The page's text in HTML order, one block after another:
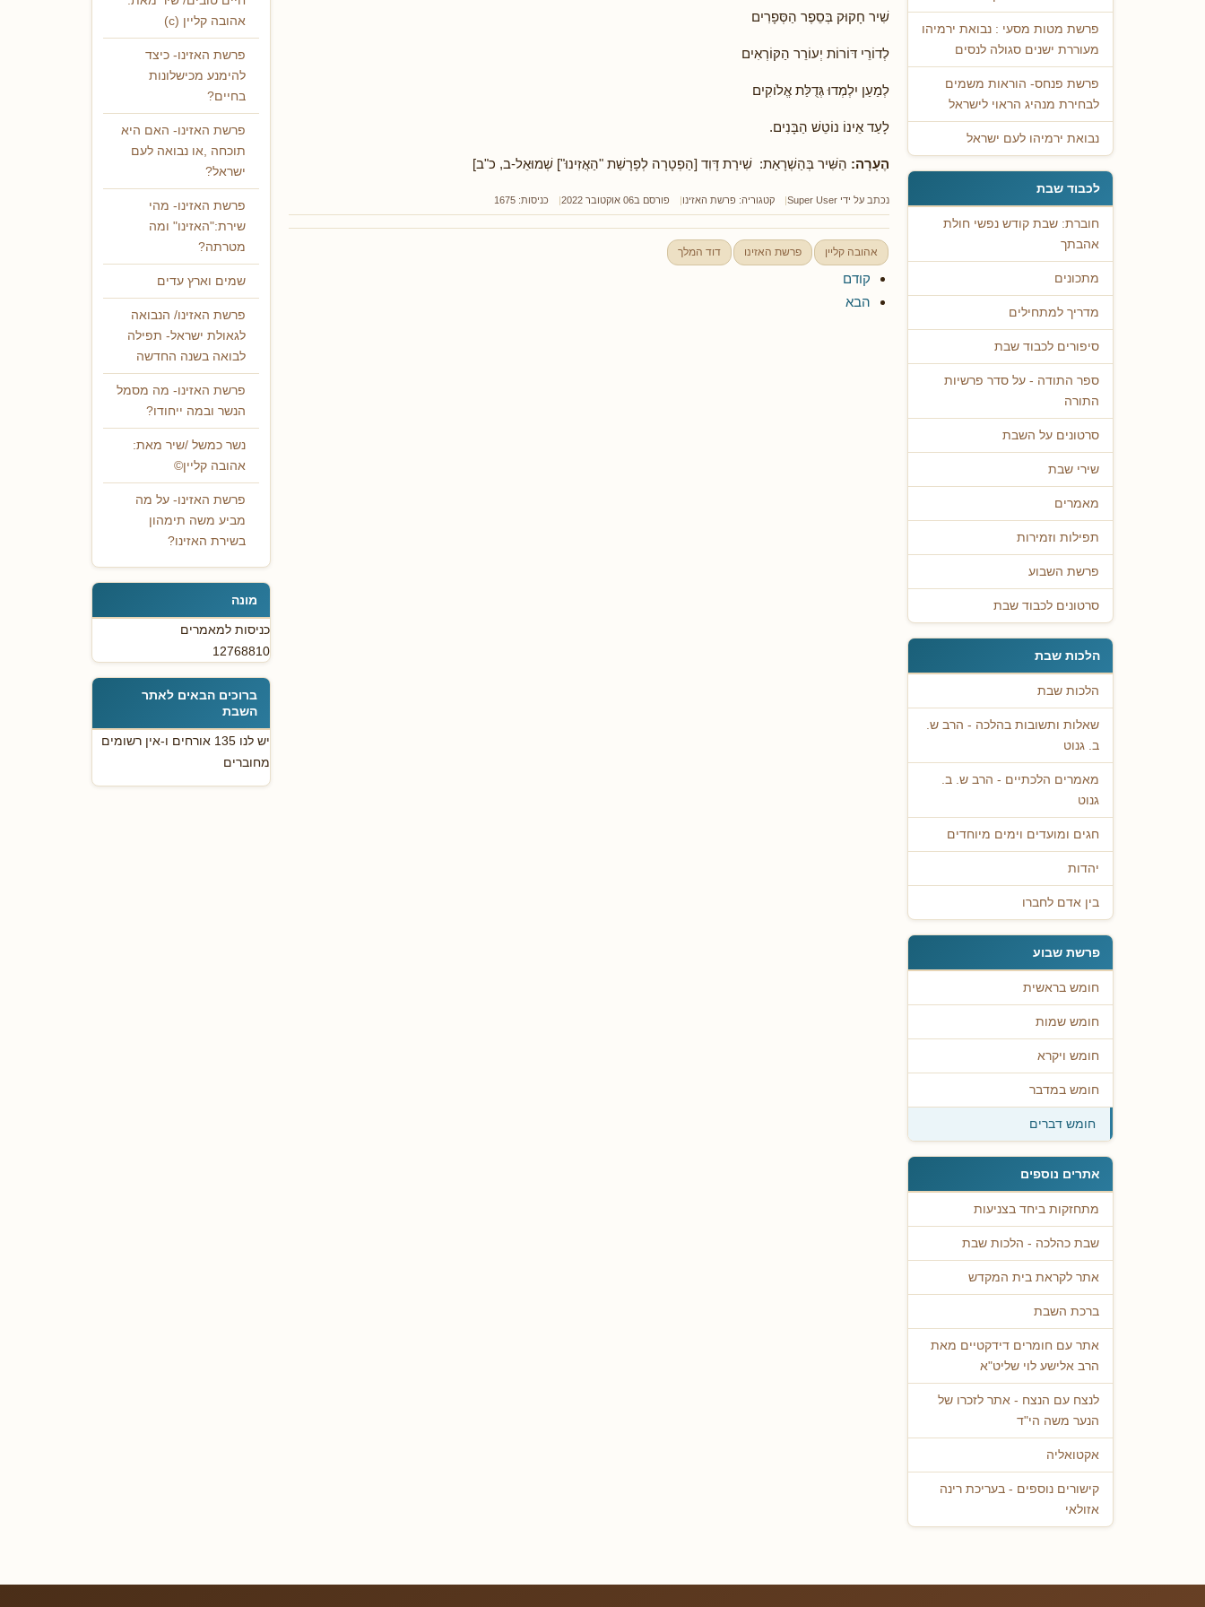
פרשת מטות מסעי : נבואת ירמיהו
מעוררת ישנים סגולה לנסים
פרשת פנחס- הוראות משמים
לבחירת מנהיג הראוי לישראל
נבואת ירמיהו לעם ישראל
לכבוד שבת
חוברת: שבת קודש נפשי חולת
אהבתך
מתכונים
מדריך למתחילים
סיפורים לכבוד שבת
ספר התודה - על סדר פרשיות
התורה
סרטונים על השבת
שירי שבת
מאמרים
תפילות וזמירות
פרשת השבוע
סרטונים לכבוד שבת
הלכות שבת
הלכות שבת
שאלות ותשובות בהלכה - הרב ש.
ב. גנוט
מאמרים הלכתיים - הרב ש. ב.
גנוט
חגים ומועדים וימים מיוחדים
יהדות
בין אדם לחברו
פרשת שבוע
חומש בראשית
חומש שמות
חומש ויקרא
חומש במדבר
חומש דברים
אתרים נוספים
מתחזקות ביחד בצניעות
שבת כהלכה - הלכות שבת
אתר לקראת בית המקדש
ברכת השבת
אתר עם חומרים דידקטיים מאת
הרב אלישע לוי שליט"א
לנצח עם הנצח - אתר לזכרו של
הנער משה הי"ד
אקטואליה
קישורים נוספים - בעריכת רינה
אזולאי
שִׁיר חָקוּק בְּסֵפֶר הַסְּפָרִים
לְדוֹרֵי דּוֹרוֹת יְעוֹרֵר הַקּוֹרְאִים
לְמַעַן יִלְמְדוּ גְּדֻלַּת אֱלֹוקִים
לָעַד אֵינוֹ נוֹטֵשׁ הַבָּנִים.
הֶעָרָה: הַשִּׁיר בְּהַשְׁרָאַת: שִׁירַת דָּוִד [הַפְטָרָה לְפָרָשַׁת "הַאֲזִינוּ"] שְׁמוּאֵל-ב, כ"ב]
נכתב על ידי Super User קטגוריה: פרשת האזינו פורסם ב06 אוקטובר 2022 כניסות: 1675
אהובה קליין פרשת האזינו דוד המלך
קודם
הבא
אהובה קליין (c)
פרשת האזינו- כיצד
להימנע מכישלונות
בחיים?
פרשת האזינו- האם היא
תוכחה ,או נבואה לעם
ישראל?
פרשת האזינו- מהי
שירת:"האזינו" ומה
מטרתה?
שמים וארץ עדים
פרשת האזינו/ הנבואה
לגאולת ישראל- תפילה
לבואה בשנה החדשה
פרשת האזינו- מה מסמל
הנשר ובמה ייחודו?
נשר כמשל /שיר מאת:
אהובה קליין©
פרשת האזינו- על מה
מביע משה תימהון
בשירת האזינו?
מונה
כניסות למאמרים
12768810
ברוכים הבאים לאתר
השבת
יש לנו 135 אורחים ו-אין רשומים
מחוברים